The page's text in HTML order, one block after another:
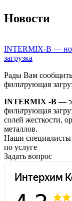
Новости
INTERMIX-B —
загрузка
Рады Вам
фильтрующая
INTERMIX -B —
фильтрующая
солей жесткости,
металлов.
Наши специалисты
по услуге
Задать вопрос